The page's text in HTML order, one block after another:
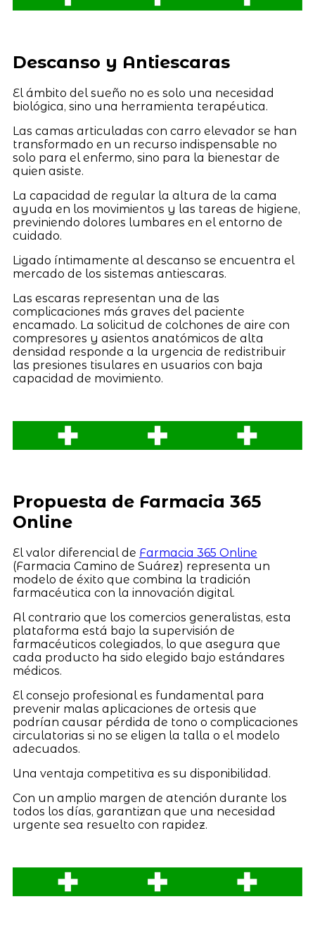
Descanso y Antiescaras
El ámbito del sueño no es solo una necesidad
biológica, sino una herramienta terapéutica.
Las camas articuladas con carro elevador se han
transformado en un recurso indispensable no
solo para el enfermo, sino para la bienestar de
quien asiste.
La capacidad de regular la altura de la cama
ayuda en los movimientos y las tareas de higiene,
previniendo dolores lumbares en el entorno de
cuidado.
Ligado íntimamente al descanso se encuentra el
mercado de los sistemas antiescaras.
Las escaras representan una de las
complicaciones más graves del paciente
encamado. La solicitud de colchones de aire con
compresores y asientos anatómicos de alta
densidad responde a la urgencia de redistribuir
las presiones tisulares en usuarios con baja
capacidad de movimiento.
Propuesta de Farmacia 365
Online
El valor diferencial de Farmacia 365 Online
(Farmacia Camino de Suárez) representa un
modelo de éxito que combina la tradición
farmacéutica con la innovación digital.
Al contrario que los comercios generalistas, esta
plataforma está bajo la supervisión de
farmacéuticos colegiados, lo que asegura que
cada producto ha sido elegido bajo estándares
médicos.
El consejo profesional es fundamental para
prevenir malas aplicaciones de ortesis que
podrían causar pérdida de tono o complicaciones
circulatorias si no se eligen la talla o el modelo
adecuados.
Una ventaja competitiva es su disponibilidad.
Con un amplio margen de atención durante los
todos los días, garantizan que una necesidad
urgente sea resuelto con rapidez.